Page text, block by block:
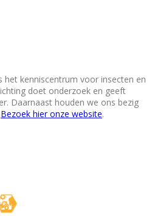
het kenniscentrum voor insecten en
doet onderzoek en geeft
Daarnaast houden we ons bezig
Bezoek hier onze website.